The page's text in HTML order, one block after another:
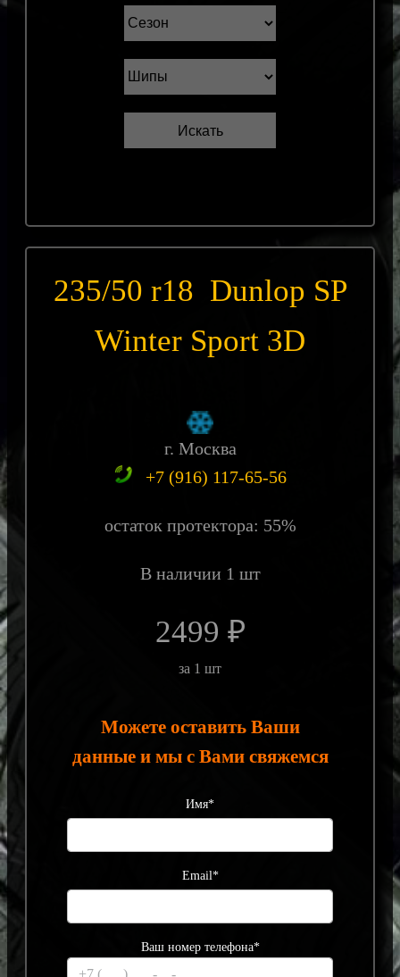
235/50 r18 Dunlop SP
Winter Sport 3D
г. Москва
+7 (916) 117-65-56
остаток протектора: 55%
В наличии 1 шт
2499 ₽
за 1 шт
Можете оставить Ваши
данные и мы с Вами свяжемся
Имя*
Email*
Ваш номер телефона*